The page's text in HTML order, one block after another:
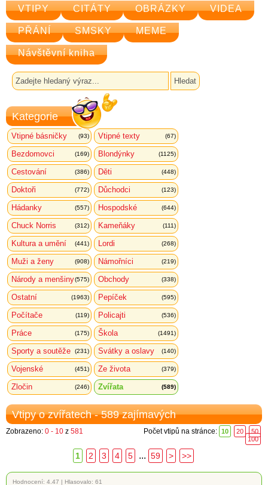
VTIPY CITÁTY OBRÁZKY VIDEA
PŘÁNÍ SMSKY MEME
Návštěvní kniha
Kategorie
Vtipné básničky (93) Vtipné texty (67)
Bezdomovci (169) Blondýnky (1125)
Cestování (386) Děti (448)
Doktoři (772) Důchodci (123)
Hádanky (557) Hospodské (644)
Chuck Norris (312) Kameňáky (111)
Kultura a umění (441) Lordi (268)
Muži a ženy (908) Námořníci (219)
Národy a menšiny(575) Obchody (338)
Ostatní (1963) Pepíček (595)
Počítače (119) Policajti (536)
Práce (175) Škola (1491)
Sporty a soutěže (231) Svátky a oslavy (140)
Vojenské (451) Ze života (379)
Zločin (246) Zvířata (589)
Vtipy o zvířatech - 589 zajímavých
Zobrazeno: 0 - 10 z 581 Počet vtipů na stránce: 10 20
50
100
1 2 3 4 5 ... 59 > >>
Hodnocení: 4.47 | Hlasovalo: 61